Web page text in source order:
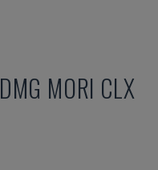
DMG MORI CLX